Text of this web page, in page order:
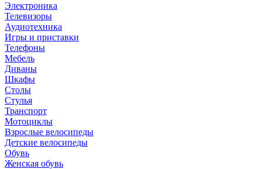
Электроника
Телевизоры
Аудиотехника
Игры и приставки
Телефоны
Мебель
Диваны
Шкафы
Столы
Стулья
Транспорт
Мотоциклы
Взрослые велосипеды
Детские велосипеды
Обувь
Женская обувь